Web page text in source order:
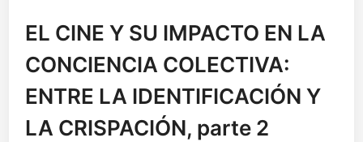
EL CINE Y SU IMPACTO EN LA
CONCIENCIA COLECTIVA:
ENTRE LA IDENTIFICACIÓN Y
LA CRISPACIÓN, parte 2